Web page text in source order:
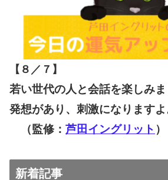
【８／７ 】
若い世代の人と会話を楽しみ
発想があり、刺激になりますよ
（監修： 芦田イングリット ）
新着記事